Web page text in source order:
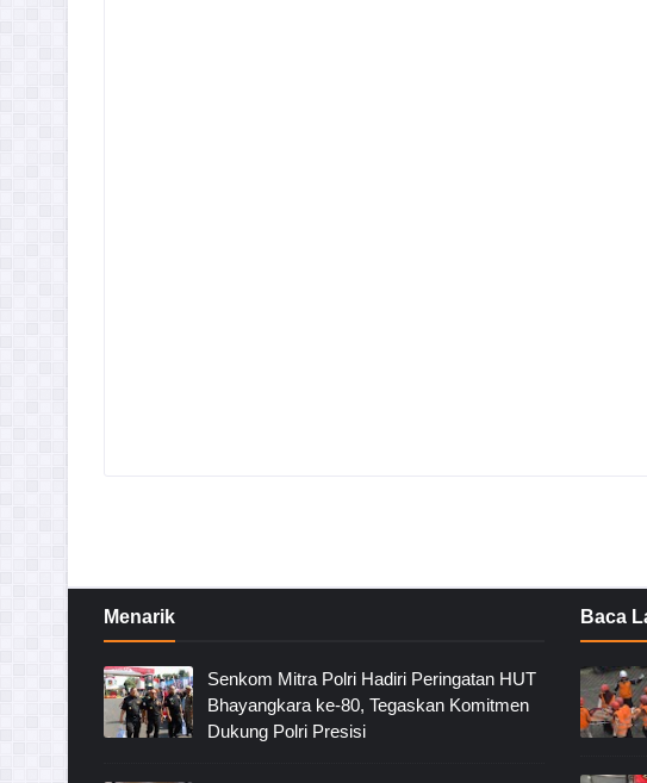
Menarik
Senkom Mitra Polri Hadiri Peringatan HUT
Bhayangkara ke-80, Tegaskan Komitmen
Dukung Polri Presisi
Baca